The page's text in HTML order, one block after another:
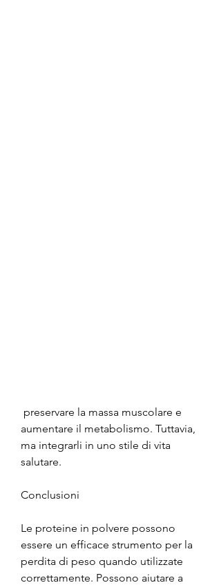
aumentare il metabolismo. Tuttavia,
ma integrarli in uno stile di vita
salutare.
Conclusioni
Le proteine ​​in polvere possono
essere un efficace strumento per la
perdita di peso quando utilizzate
correttamente. Possono aiutare a